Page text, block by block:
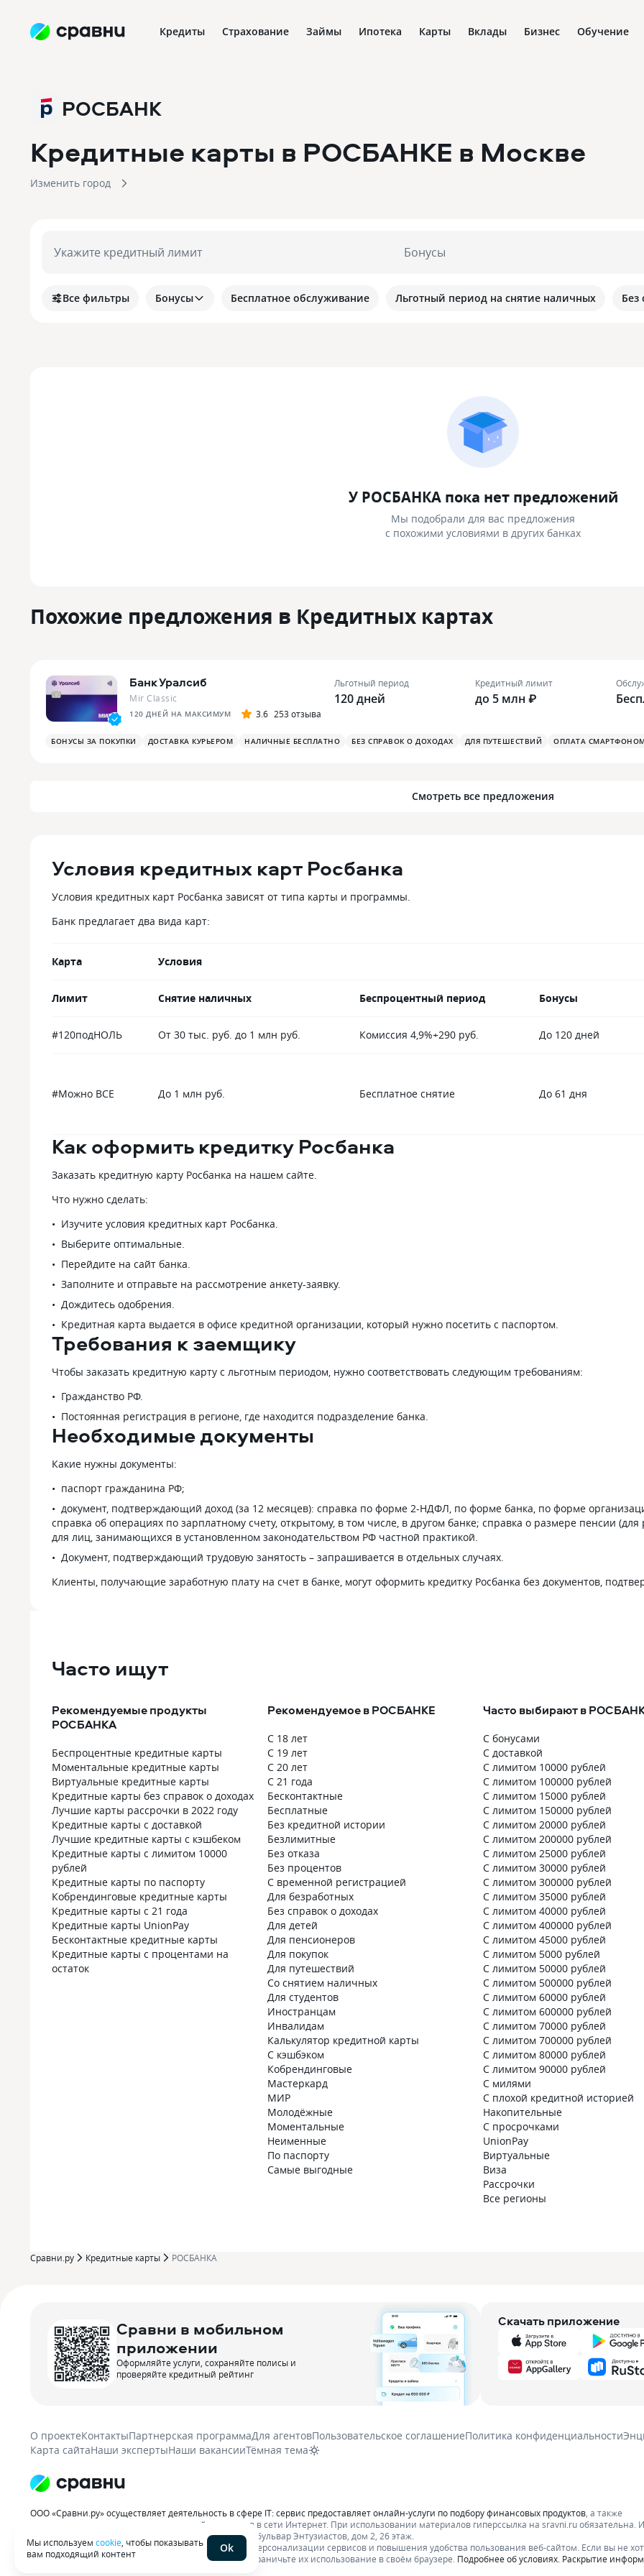
Кредиты Страхование Займы Ипотека Карты Вклады Бизнес Обучение
РОСБАНК
Кредитные карты в РОСБАНКЕ в Москве
Изменить город
Укажите кредитный лимит Бонусы
Все фильтры Бонусы Бесплатное обслуживание Льготный период на снятие наличных Без
У РОСБАНКА пока нет предложений
Мы подобрали для вас предложения
с похожими условиями в других банках
Похожие предложения в Кредитных картах
Банк Уралсиб
Mir Classic
120 ДНЕЙ НА МАКСИМУМ 3.6 253 отзыва
Льготный период
120 дней
Кредитный лимит
до 5 млн ₽
БОНУСЫ ЗА ПОКУПКИ ДОСТАВКА КУРЬЕРОМ НАЛИЧНЫЕ БЕСПЛАТНО БЕЗ СПРАВОК О ДОХОДАХ ДЛЯ ПУТЕШЕСТВИЙ ОПЛАТА
Смотреть все предложения
Условия кредитных карт Росбанка
Условия кредитных карт Росбанка зависят от типа карты и программы.
Банк предлагает два вида карт:
Карта Условия
Лимит Снятие наличных Беспроцентный период Бонусы
#120подНОЛЬ От 30 тыс. руб. до 1 млн руб. Комиссия 4,9%+290 руб. До 120 дней
#Можно ВСЕ До 1 млн руб. Бесплатное снятие До 61 дня
Как оформить кредитку Росбанка
Заказать кредитную карту Росбанка на нашем сайте.
Что нужно сделать:
Изучите условия кредитных карт Росбанка.
Выберите оптимальные.
Перейдите на сайт банка.
Заполните и отправьте на рассмотрение анкету-заявку.
Дождитесь одобрения.
Кредитная карта выдается в офисе кредитной организации, который нужно посетить с паспортом.
Требования к заемщику
Чтобы заказать кредитную карту с льготным периодом, нужно соответствовать следующим требованиям:
Гражданство РФ.
Постоянная регистрация в регионе, где находится подразделение банка.
Необходимые документы
Какие нужны документы:
паспорт гражданина РФ;
документ, подтверждающий доход (за 12 месяцев): справка по форме 2-НДФЛ, по форме банка, по форме
справка об операциях по зарплатному счету, открытому, в том числе, в другом банке; справка о размере пенсии
для лиц, занимающихся в установленном законодательством РФ частной практикой.
Документ, подтверждающий трудовую занятость – запрашивается в отдельных случаях.
Клиенты, получающие заработную плату на счет в банке, могут оформить кредитку Росбанка без документов,
Часто ищут
Рекомендуемые продукты
РОСБАНКА
Беспроцентные кредитные карты
Моментальные кредитные карты
Виртуальные кредитные карты
Кредитные карты без справок о доходах
Лучшие карты рассрочки в 2022 году
Кредитные карты с доставкой
Лучшие кредитные карты с кэшбеком
Кредитные карты с лимитом 10000
рублей
Кредитные карты по паспорту
Кобрендинговые кредитные карты
Кредитные карты с 21 года
Кредитные карты UnionPay
Бесконтактные кредитные карты
Кредитные карты с процентами на
остаток
Рекомендуемое в РОСБАНКЕ
С 18 лет
С 19 лет
С 20 лет
С 21 года
Бесконтактные
Бесплатные
Без кредитной истории
Безлимитные
Без отказа
Без процентов
С временной регистрацией
Для безработных
Без справок о доходах
Для детей
Для пенсионеров
Для покупок
Для путешествий
Со снятием наличных
Для студентов
Иностранцам
Инвалидам
Калькулятор кредитной карты
С кэшбэком
Кобрендинговые
Мастеркард
МИР
Молодёжные
Моментальные
Неименные
По паспорту
Самые выгодные
Часто выбирают в
С бонусами
С доставкой
С лимитом 10000 рублей
С лимитом 100000 рублей
С лимитом 15000 рублей
С лимитом 150000 рублей
С лимитом 20000 рублей
С лимитом 200000 рублей
С лимитом 25000 рублей
С лимитом 30000 рублей
С лимитом 300000 рублей
С лимитом 35000 рублей
С лимитом 40000 рублей
С лимитом 400000 рублей
С лимитом 45000 рублей
С лимитом 5000 рублей
С лимитом 50000 рублей
С лимитом 500000 рублей
С лимитом 60000 рублей
С лимитом 600000 рублей
С лимитом 70000 рублей
С лимитом 700000 рублей
С лимитом 80000 рублей
С лимитом 90000 рублей
С милями
С плохой кредитной историей
Накопительные
С просрочками
UnionPay
Виртуальные
Виза
Рассрочки
Все регионы
Сравни.ру Кредитные карты РОСБАНКА
Сравни в мобильном
приложении
Оформляйте услуги, сохраняйте полисы и
проверяйте кредитный рейтинг
Скачать приложение
О проектеКонтактыПартнерская программаДля агентовПользовательское соглашениеПолитика конфиденциальности
Карта сайтаНаши экспертыНаши вакансииТёмная тема
ООО «Сравни.ру» осуществляет деятельность в сфере IT: сервис предоставляет онлайн-услуги по подбору финансовых продуктов , а также
распространению рекламы организаций-партнеров в сети Интернет. При использовании материалов гиперссылка на sravni.ru обязательна.
7710718303, ОГРН 1087746642774. 109544, г. Москва, бульвар Энтузиастов, дом 2, 26 этаж.
ООО «Сравни.ру» использует файлы cookie
с целью персонализации сервисов и повышения удобства пользования веб-сайтом. Если вы не
ваши пользовательские данные обрабатывались, ограничьте их использование в своём браузере. Подробнее об условиях. Раскрытие
Мы используем cookie , чтобы показывать
вам подходящий контент
Ok